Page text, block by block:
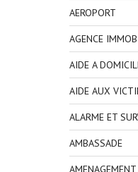
AEROPORT
AGENCE
AIDE A
AIDE AUX
ALARME ET
AMBASSADE